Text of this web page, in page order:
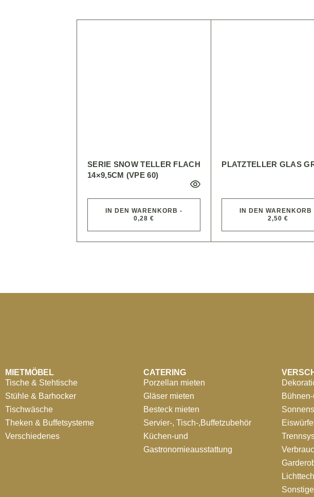
SERIE SNOW TELLER FLACH
14×9,5CM (VPE 60)
IN DEN WARENKORB -
0,28 €
PLATZTELLER GLAS
IN DEN WARENKORB
2,50 €
MIETMÖBEL
Tische & Stehtische
Stühle & Barhocker
Tischwäsche
Theken & Buffetsysteme
Verschiedenes
CATERING
Porzellan mieten
Gläser mieten
Besteck mieten
Servier-, Tisch-,Buffetzubehör
Küchen-und
Gastronomieausstattung